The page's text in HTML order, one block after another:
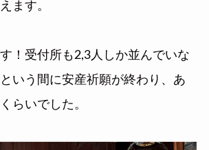
ます。
！受付所も2,3人しか並んでいな
いう間に安産祈願が終わり、あ
らいでした。